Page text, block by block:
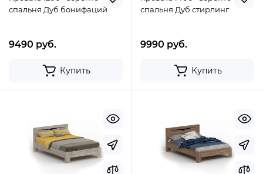
спальня Дуб бонифаций
9490 руб.
Купить
спальня Дуб стирлинг
9990 руб.
Купить